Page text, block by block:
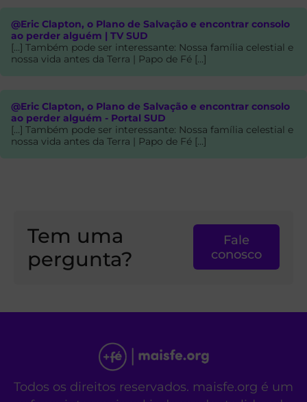
@Eric Clapton, o Plano de Salvação e encontrar consolo
ao perder alguém | TV SUD
[…] Também pode ser interessante: Nossa família celestial e
nossa vida antes da Terra | Papo de Fé […]
@Eric Clapton, o Plano de Salvação e encontrar consolo
ao perder alguém - Portal SUD
[…] Também pode ser interessante: Nossa família celestial e
nossa vida antes da Terra | Papo de Fé […]
Tem uma
pergunta?
Fale
conosco
Todos os direitos reservados. maisfe.org é um